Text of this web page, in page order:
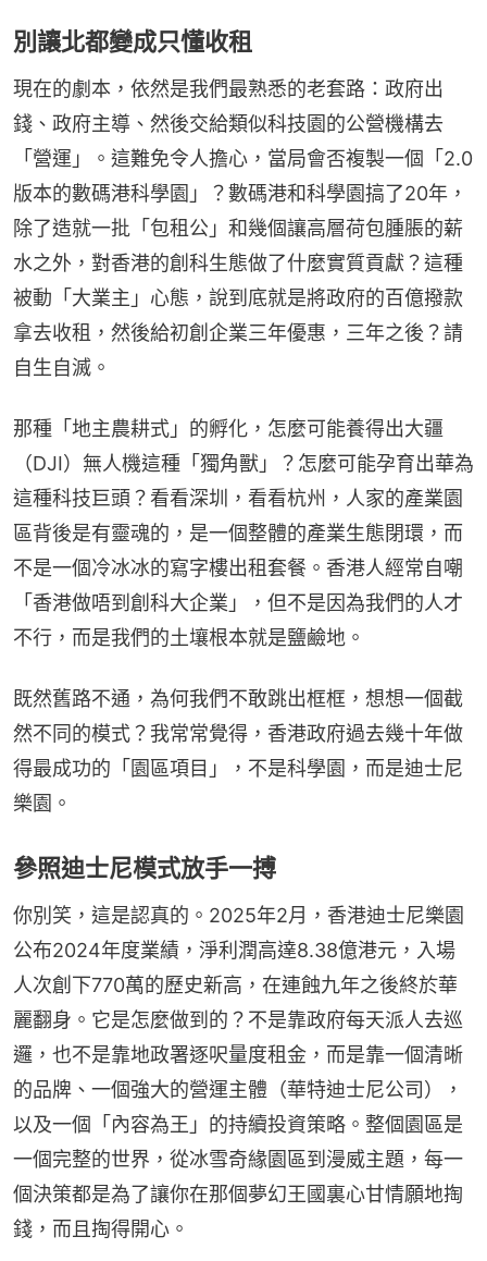
別讓北都變成只懂收租
現在的劇本，依然是我們最熟悉的老套路：政府出
錢、政府主導、然後交給類似科技園的公營機構去
「營運」。這難免令人擔心，當局會否複製一個「2.0
版本的數碼港科學園」？數碼港和科學園搞了20年，
除了造就一批「包租公」和幾個讓高層荷包腫脹的薪
水之外，對香港的創科生態做了什麼實質貢獻？這種
被動「大業主」心態，說到底就是將政府的百億撥款
拿去收租，然後給初創企業三年優惠，三年之後？請
自生自滅。
那種「地主農耕式」的孵化，怎麼可能養得出大疆
（DJI）無人機這種「獨角獸」？怎麼可能孕育出華為
這種科技巨頭？看看深圳，看看杭州，人家的產業園
區背後是有靈魂的，是一個整體的產業生態閉環，而
不是一個冷冰冰的寫字樓出租套餐。香港人經常自嘲
「香港做唔到創科大企業」，但不是因為我們的人才
不行，而是我們的土壤根本就是鹽鹼地。
既然舊路不通，為何我們不敢跳出框框，想想一個截
然不同的模式？我常常覺得，香港政府過去幾十年做
得最成功的「園區項目」，不是科學園，而是迪士尼
樂園。
參照迪士尼模式放手一搏
你別笑，這是認真的。2025年2月，香港迪士尼樂園
公布2024年度業績，淨利潤高達8.38億港元，入場
人次創下770萬的歷史新高，在連蝕九年之後終於華
麗翻身。它是怎麼做到的？不是靠政府每天派人去巡
邏，也不是靠地政署逐呎量度租金，而是靠一個清晰
的品牌、一個強大的營運主體（華特迪士尼公司），
以及一個「內容為王」的持續投資策略。整個園區是
一個完整的世界，從冰雪奇緣園區到漫威主題，每一
個決策都是為了讓你在那個夢幻王國裏心甘情願地掏
錢，而且掏得開心。